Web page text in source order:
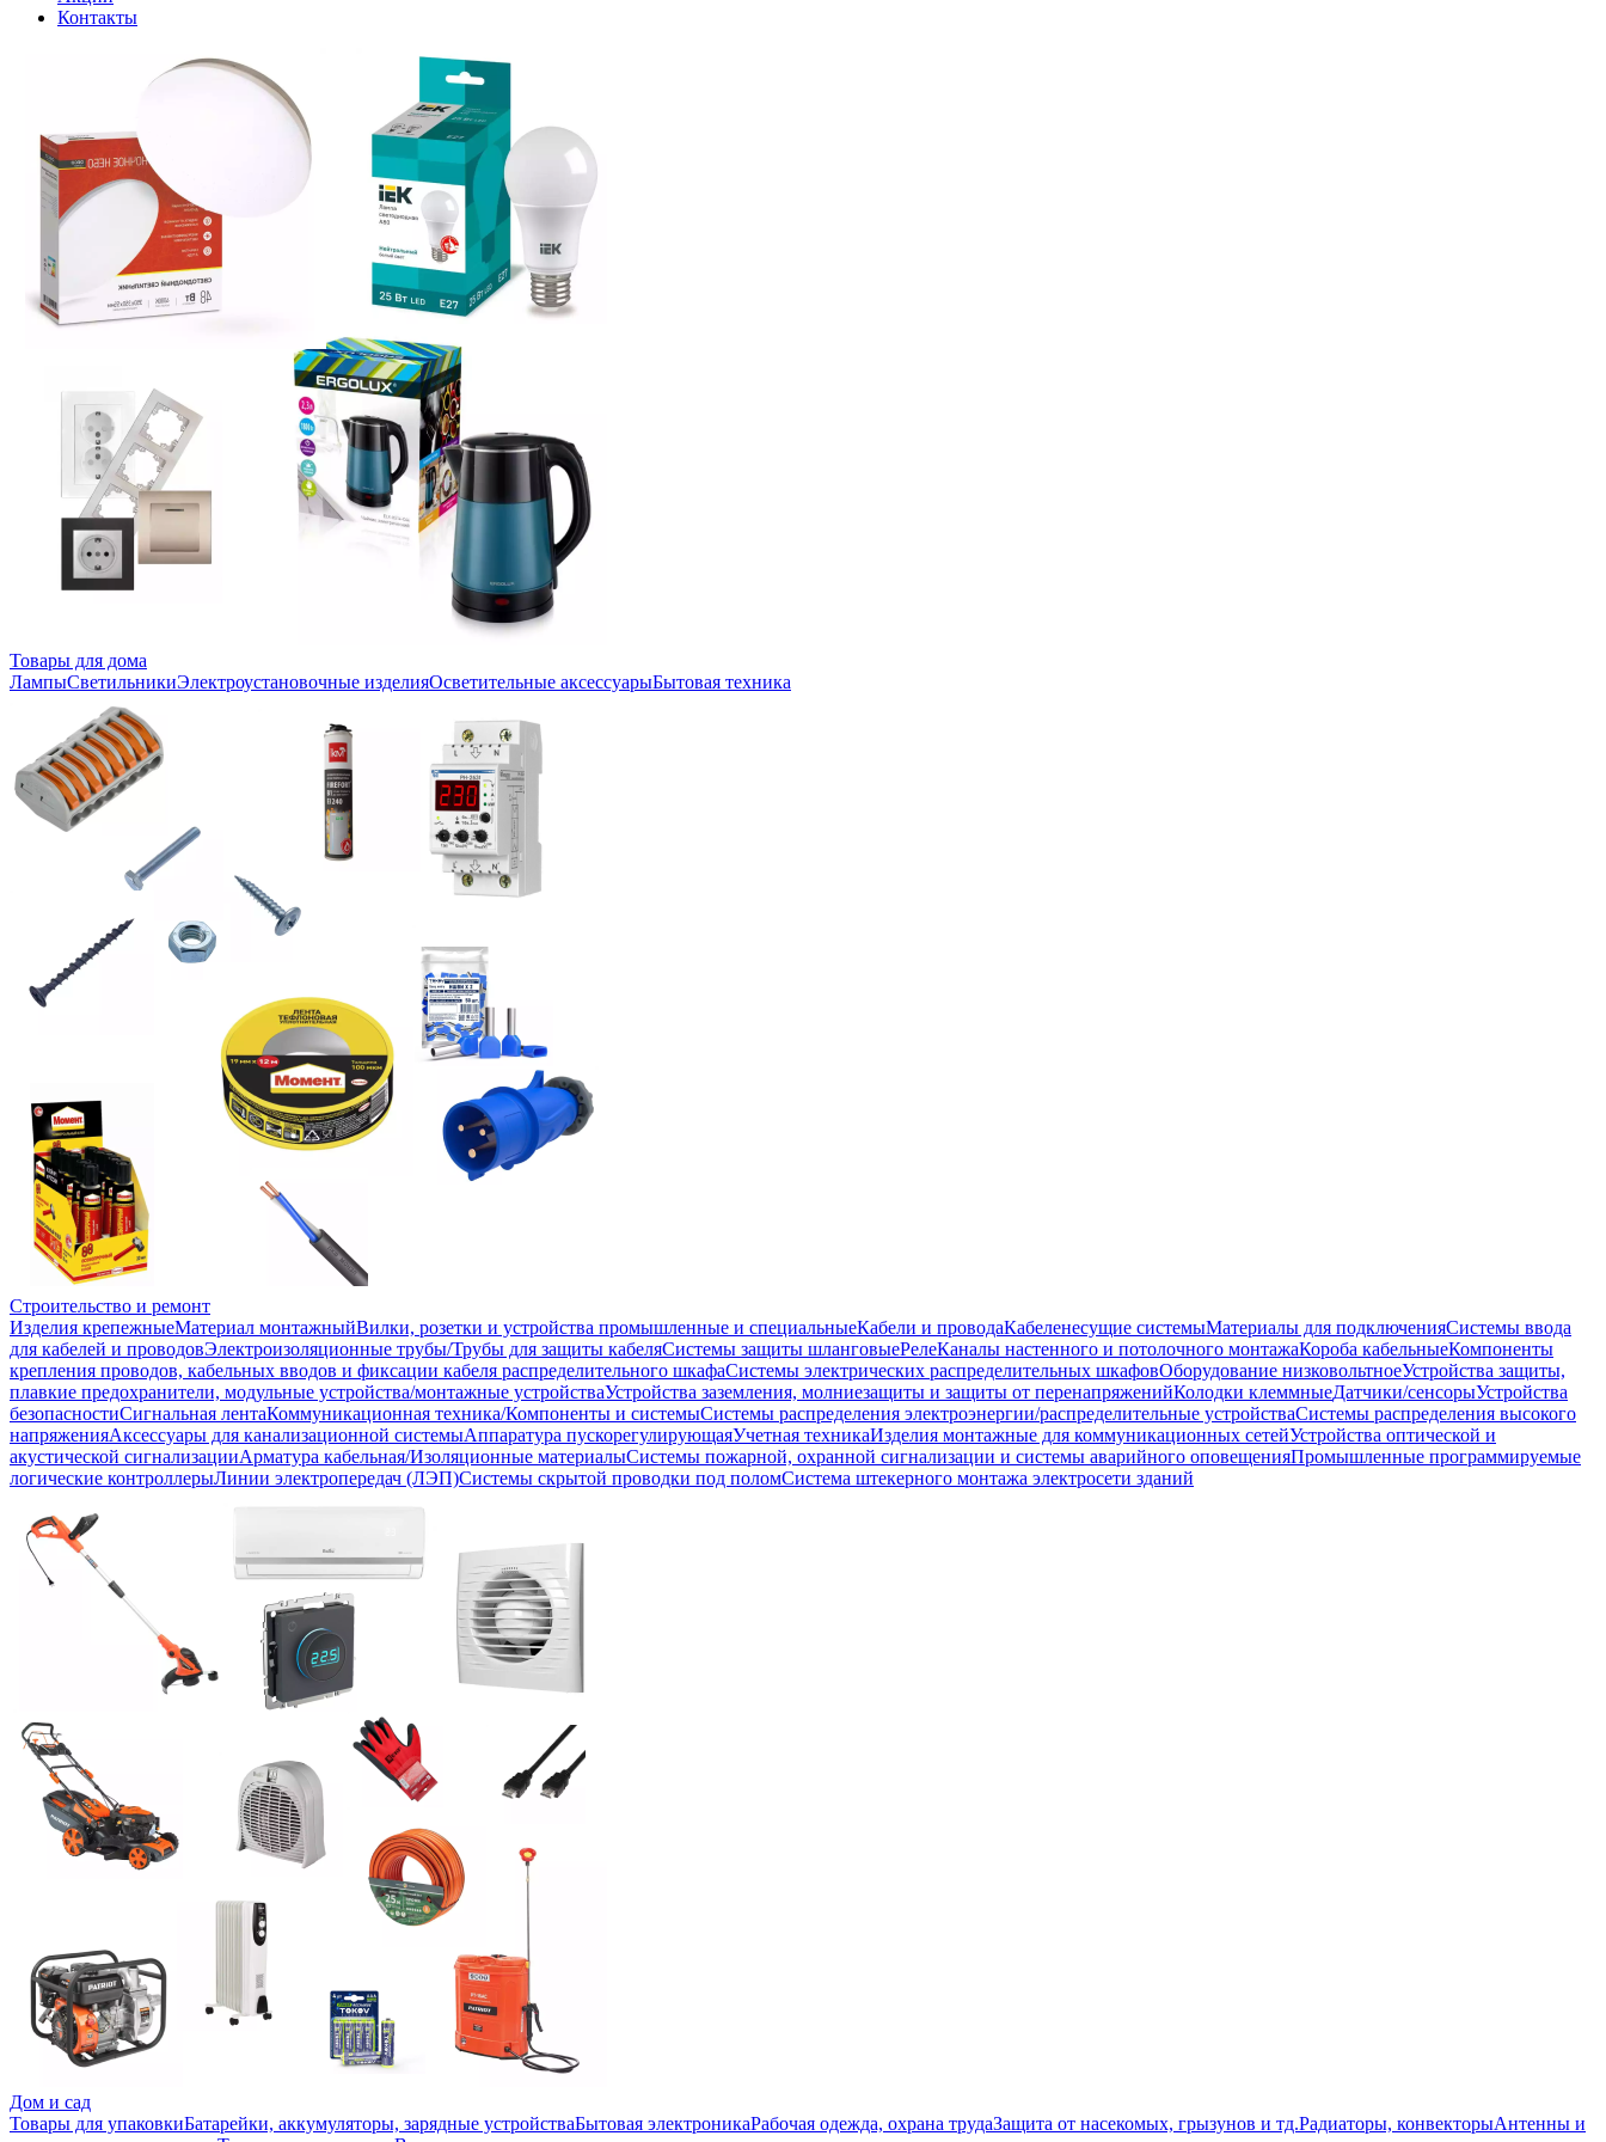
Контакты
Товары для дома
ЛампыСветильникиЭлектроустановочные изделияОсветительные аксессуарыБытовая техника
Строительство и ремонт
Изделия крепежныеМатериал монтажныйВилки, розетки и устройства промышленные и специальныеКабели и проводаКабеленесущие системыМатериалы для подключенияСистемы ввода
для кабелей и проводовЭлектроизоляционные трубы/Трубы для защиты кабеляСистемы защиты шланговыеРелеКаналы настенного и потолочного монтажаКороба кабельныеКомпоненты
крепления проводов, кабельных вводов и фиксации кабеля распределительного шкафаСистемы электрических распределительных шкафовОборудование низковольтноеУстройства защиты,
плавкие предохранители, модульные устройства/монтажные устройстваУстройства заземления, молниезащиты и защиты от перенапряженийКолодки клеммныеДатчики/сенсорыУстройства
безопасностиСигнальная лентаКоммуникационная техника/Компоненты и системыСистемы распределения электроэнергии/распределительные устройстваСистемы распределения высокого
напряженияАксессуары для канализационной системыАппаратура пускорегулирующаяУчетная техникаИзделия монтажные для коммуникационных сетейУстройства оптической и
акустической сигнализацииАрматура кабельная/Изоляционные материалыСистемы пожарной, охранной сигнализации и системы аварийного оповещенияПромышленные программируемые
логические контроллерыЛинии электропередач (ЛЭП)Системы скрытой проводки под поломСистема штекерного монтажа электросети зданий
Дом и сад
Товары для упаковкиБатарейки, аккумуляторы, зарядные устройстваБытовая электроникаРабочая одежда, охрана трудаЗащита от насекомых, грызунов и тд.Радиаторы, конвекторыАнтенны и